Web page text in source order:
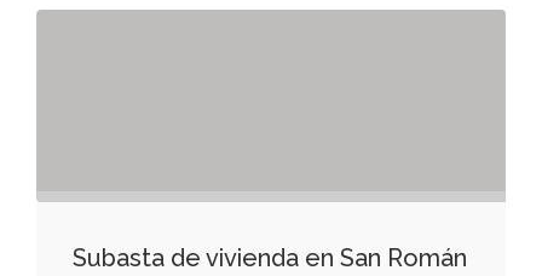
Subasta de vivienda en San Román